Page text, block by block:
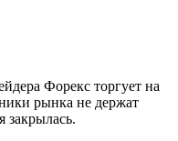
Форекс торгует на
рынка не держат
закрылась.